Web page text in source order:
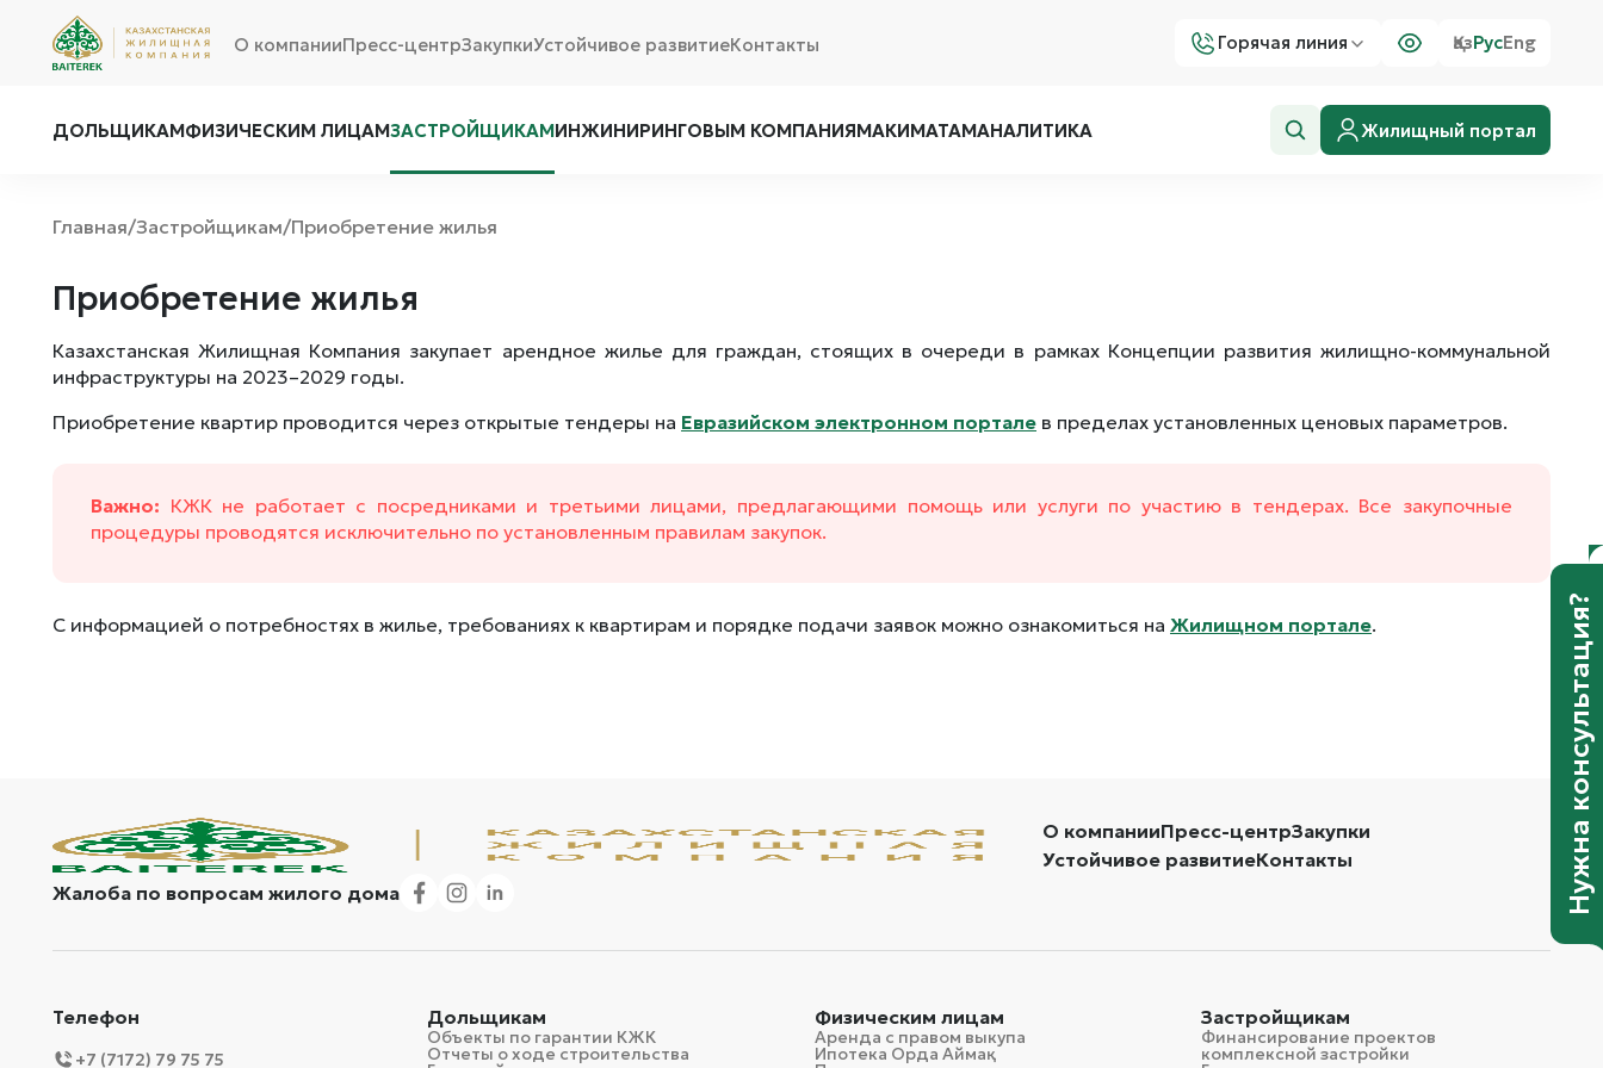
О компанииПресс-центрЗакупкиУстойчивое развитиеКонтакты Горячая линия ҚазРусEng
ДОЛЬЩИКАМФИЗИЧЕСКИМ ЛИЦАМЗАСТРОЙЩИКАМИНЖИНИРИНГОВЫМ КОМПАНИЯМАКИМАТАМАНАЛИТИКА Жилищный портал
Главная/Застройщикам/Приобретение жилья
Приобретение жилья
Казахстанская Жилищная Компания закупает арендное жилье для граждан, стоящих в очереди в рамках Концепции развития жилищно-коммунальной
инфраструктуры на 2023–2029 годы.
Приобретение квартир проводится через открытые тендеры на Евразийском электронном портале в пределах установленных ценовых параметров.
Важно: КЖК не работает с посредниками и третьими лицами, предлагающими помощь или услуги по участию в тендерах. Все закупочные
процедуры проводятся исключительно по установленным правилам закупок.
С информацией о потребностях в жилье, требованиях к квартирам и порядке подачи заявок можно ознакомиться на Жилищном портале.
О компанииПресс-центрЗакупки
Устойчивое развитиеКонтакты
Жалоба по вопросам жилого дома
Телефон
+7 (7172) 79 75 75
Дольщикам
Объекты по гарантии КЖК
Отчеты о ходе строительства
Физическим лицам
Аренда с правом выкупа
Ипотека Орда Аймақ
Застройщикам
Финансирование проектов
комплексной застройки
Нужна консультация?